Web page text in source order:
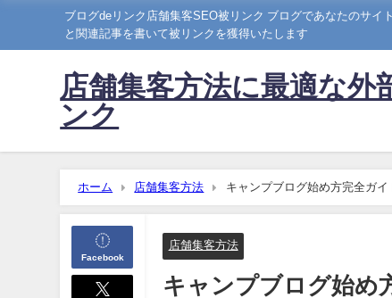
ブログdeリンク店舗集客SEO被リンク ブログであなたのサ
と関連記事を書いて被リンクを獲得いたします
店舗集客方法に最適な
ンク
ホーム 店舗集客方法 キャンプブログ始め方完全ガ
Facebook
店舗集客方法
キャンプブログ始め